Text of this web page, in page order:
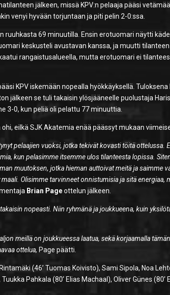
jälkeen, missä KPV:n pelaaja pääsi
venyi hyvään torjuntaan ja piti pelin 2-0:ssa.
ruuhkasta 69 minuutilla. Ensin erotuomari näytti
keskusteli avustavan kanssa, ja muutti
rangaistusalueella, mutta erotuomari ei
KPV iskemään nopealla hyökkäyksellä.
jälkeen se tuli takaisin ylösjääneelle puolustaja
3-0, kun peliä oli pelattu 77 minuuttia.
eilkä SJK Akatemia enää päässyt mukaan
pelaajien vuoksi, jotka tekivät kovasti töitä ottelussa.
kun pelasimme itsemme ulos tilanteesta lopissa.
muutoksen, jotka hieman auttoivat meitä ja saimme
Olisimme tarvinneet onnistumisia ja sitä energiaa,
Brian Pageottelun jälkeen.
nopeasti. Niin ryhmänä ja joukkueena, kuin
meillä on joukkueessa laatua, sekä korjaamalla
ottelua, Page päätti.
(46’ Tuomas Koivisto), Sami Sipola, Noa
Pahkala (80’ Elias Machaal), Oliver Günes